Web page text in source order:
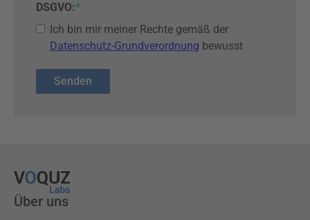
DSGVO:*
Ich bin mir meiner Rechte gemäß der
Datenschutz-Grundverordnung bewusst
Über uns